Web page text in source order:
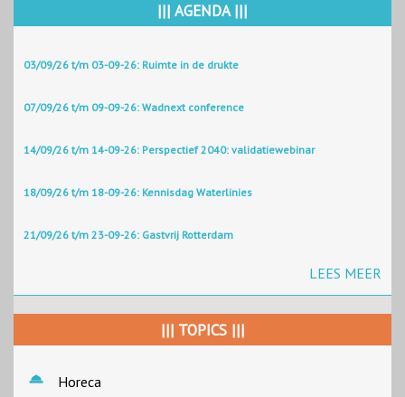
||| AGENDA |||
03/09/26 t/m 03-09-26: Ruimte in de drukte
07/09/26 t/m 09-09-26: Wadnext conference
14/09/26 t/m 14-09-26: Perspectief 2040: validatiewebinar
18/09/26 t/m 18-09-26: Kennisdag Waterlinies
21/09/26 t/m 23-09-26: Gastvrij Rotterdam
LEES MEER
||| TOPICS |||
Horeca